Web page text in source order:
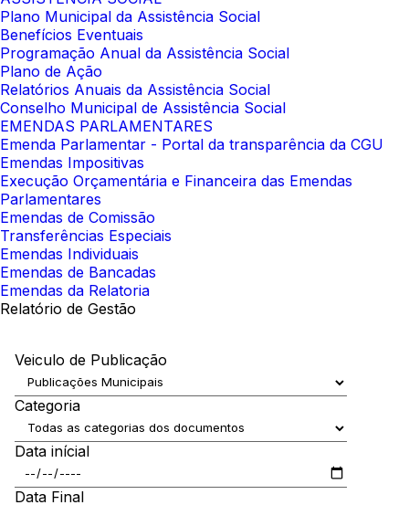
Plano Municipal da Assistência Social
Benefícios Eventuais
Programação Anual da Assistência Social
Plano de Ação
Relatórios Anuais da Assistência Social
Conselho Municipal de Assistência Social
EMENDAS PARLAMENTARES
Emenda Parlamentar - Portal da transparência da CGU
Emendas Impositivas
Execução Orçamentária e Financeira das Emendas
Parlamentares
Emendas de Comissão
Transferências Especiais
Emendas Individuais
Emendas de Bancadas
Emendas da Relatoria
Relatório de Gestão
Veiculo de Publicação
Categoria
Data inícial
Data Final